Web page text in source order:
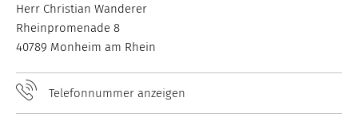
Herr Christian Wanderer
Rheinpromenade 8
40789 Monheim am Rhein
Telefonnummer anzeigen